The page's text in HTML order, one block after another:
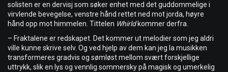
solisten er en dervisj som søker enhet med det guddommelige i
virvlende bevegelse, venstre hånd rettet ned mot jorda, høyre
hånd opp mot himmelen. Tittelen Whirldkommer derfra.
– Fraktalene er redskapet. Det kommer ut melodier som jeg aldri
ville kunne skrive selv. Og ved hjelp av dem kan jeg la musikken
transformeres gradvis og sømløst mellom svært forskjellige
uttrykk, slik en lys og vennlig sommersky på magisk og umerkelig